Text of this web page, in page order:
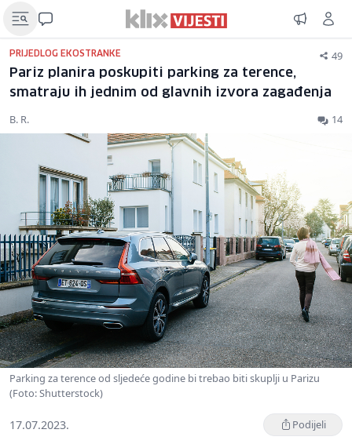
PRIJEDLOG EKOSTRANKE 49
Pariz planira poskupiti parking za terence,
smatraju ih jednim od glavnih izvora zagađenja
B. R. 14
Parking za terence od sljedeće godine bi trebao biti skuplji u Parizu
(Foto: Shutterstock)
17.07.2023. Podijeli